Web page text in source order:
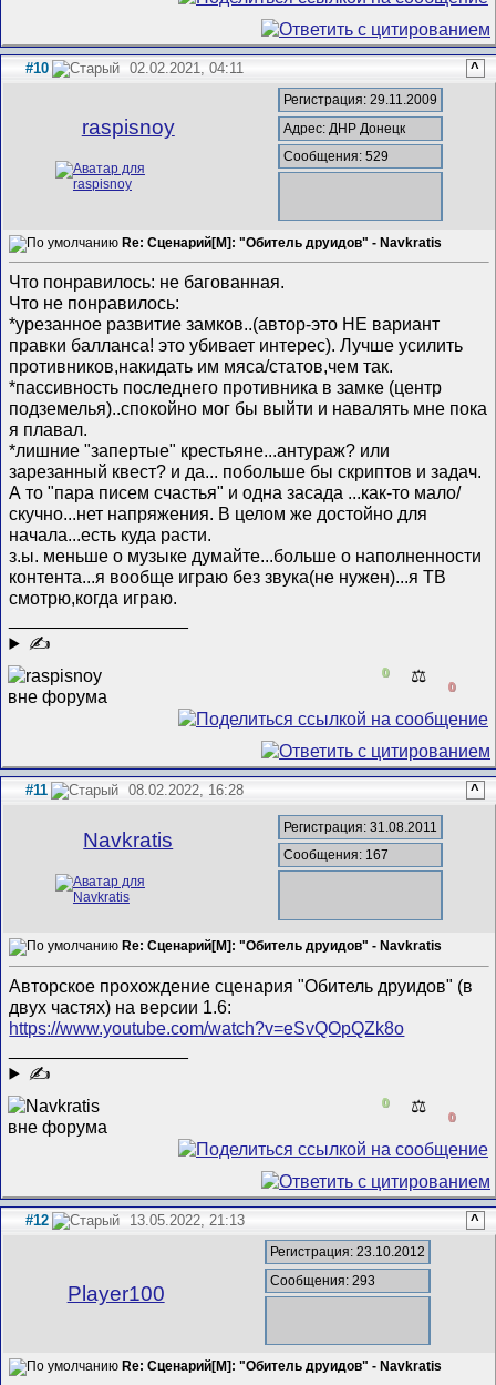
#10 02.02.2021, 04:11 ^
raspisnoy
Регистрация: 29.11.2009
Адрес: ДНР Донецк
Сообщения: 529
Re: Сценарий[M]: "Обитель друидов" - Navkratis
Что понравилось: не багованная.
Что не понравилось:
*урезанное развитие замков..(автор-это НЕ вариант
правки балланса! это убивает интерес). Лучше усилить
противников,накидать им мяса/статов,чем так.
*пассивность последнего противника в замке (центр
подземелья)..спокойно мог бы выйти и навалять мне пока
я плавал.
*лишние "запертые" крестьяне...антураж? или
зарезанный квест? и да... побольше бы скриптов и задач.
А то "пара писем счастья" и одна засада ...как-то мало/
скучно...нет напряжения. В целом же достойно для
начала...есть куда расти.
з.ы. меньше о музыке думайте...больше о наполненности
контента...я вообще играю без звука(не нужен)...я ТВ
смотрю,когда играю.
✍
0 ⚖️
0
#11 08.02.2022, 16:28 ^
Navkratis
Регистрация: 31.08.2011
Сообщения: 167
Re: Сценарий[M]: "Обитель друидов" - Navkratis
Авторское прохождение сценария "Обитель друидов" (в
двух частях) на версии 1.6:
https://www.youtube.com/watch?v=eSvQOpQZk8o
✍
0 ⚖️
0
#12 13.05.2022, 21:13 ^
Player100
Регистрация: 23.10.2012
Сообщения: 293
Re: Сценарий[M]: "Обитель друидов" - Navkratis